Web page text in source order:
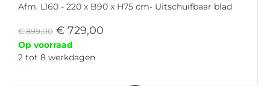
Afm. L160 - 220 x B90 x H75 cm- Uitschuifbaar blad
€899,00 € 729,00
Op voorraad
2 tot 8 werkdagen